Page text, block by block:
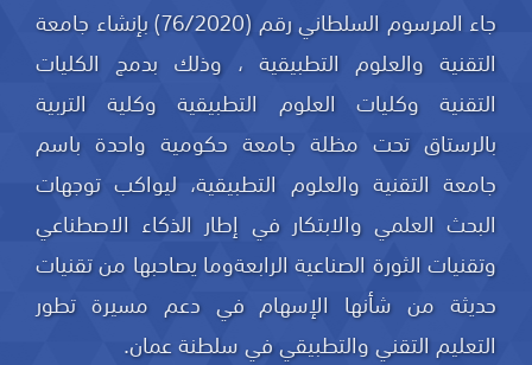
جاء المرسوم السلطاني رقم (76/2020) بإنشاء جامعة
التقنية والعلوم التطبيقية ، وذلك بدمج الكليات
التقنية وكليات العلوم التطبيقية وكلية التربية
بالرستاق تحت مظلة جامعة حكومية واحدة باسم
جامعة التقنية والعلوم التطبيقية، ليواكب توجهات
البحث العلمي والابتكار في إطار الذكاء الاصطناعي
وتقنيات الثورة الصناعية الرابعةوما يصاحبها من تقنيات
حديثة من شأنها الإسهام في دعم مسيرة تطور
التعليم التقني والتطبيقي في سلطنة عمان.